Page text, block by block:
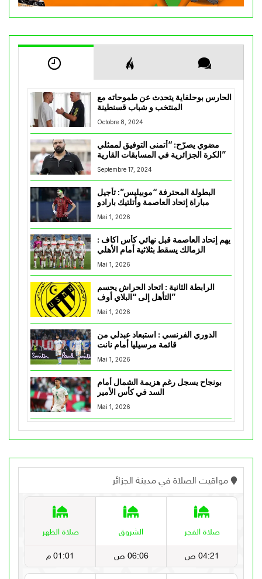
الحارس بوحلفاية يتحدث عن طموحاته مع
المنتخب و شباب قسنطينة
Octobre 8, 2024
مضوي يصرّح: “أتمنى التوفيق لممثلي
الكرة الجزائرية في المسابقات القارية”
Septembre 17, 2024
البطولة المحترفة “موبيليس”: تأجيل
مباراة إتحاد العاصمة وأتلتيك بارادو
Mai 1, 2026
يهم إتحاد العاصمة قبل نهائي كأس اكاف :
Mai 1, 2026
الرابطة الثانية : اتحاد الحراش يحسم
التأهل إلى “البلاي أوف”
Mai 1, 2026
الدوري الفرنسي : استبعاد عبدلي من
قائمة مرسيليا أمام نانت
Mai 1, 2026
بونجاح يسجل رغم هزيمة الشمال أمام
السد في كأس الأمير
Mai 1, 2026